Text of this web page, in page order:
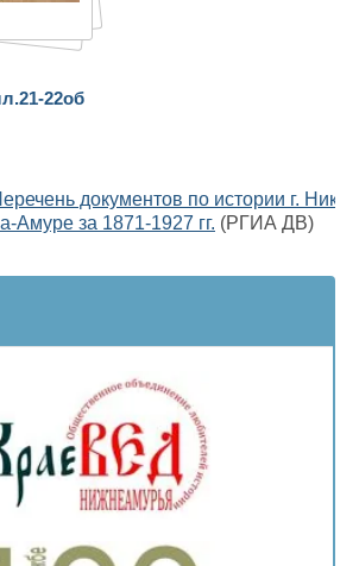
22об
документов по истории г.
Амуре за 1871-1927 гг. (РГИА ДВ)